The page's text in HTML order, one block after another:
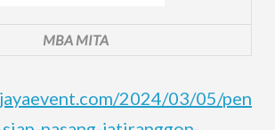
MBA MITA
2024/03/05/